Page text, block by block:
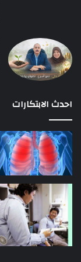
احدث الابتكارات